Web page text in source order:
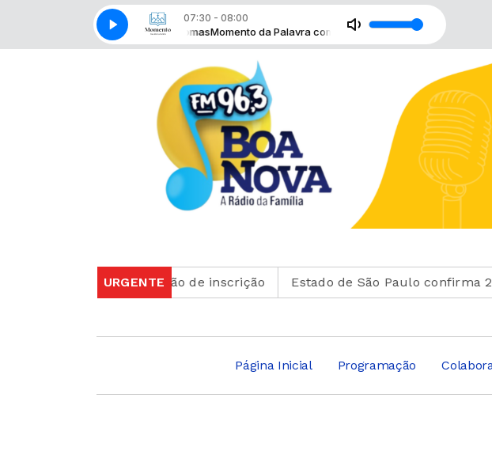
07:30 - 08:00
Palavra com Pe. Joseph Thomas Momento da Palavra com Pe. Joseph Thomas
Universidade Católica de Santos De olho na notícia (UNISANTOS) com Universidade Católica de
URGENTE
consultar o cartão de inscrição Estado de São Paulo confirma 23
Página Inicial Programação